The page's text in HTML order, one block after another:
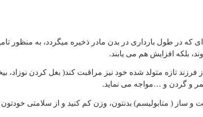
در طول بارداری در بدن مادر ذخیره میگردد، به منظور
بلکه افزایش هم می یابند.
فرزند تازه متولد شده خود نیز مراقبت کند( بغل کردن
و گردن و …مواجه می نماید.
ساز ( متابولیسم) بدنتون، وزن کم کنید و از سلامتی